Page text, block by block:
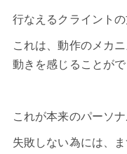
行なえるクライントの
これは、動作のメカ
動きを感じることがで
これが本来のパーソ
失敗しない為には、